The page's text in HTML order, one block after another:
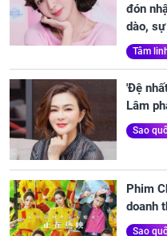
đón
dào,
Tâm
'Đệ
Lâm
Sao
Phim
doanh
Sao